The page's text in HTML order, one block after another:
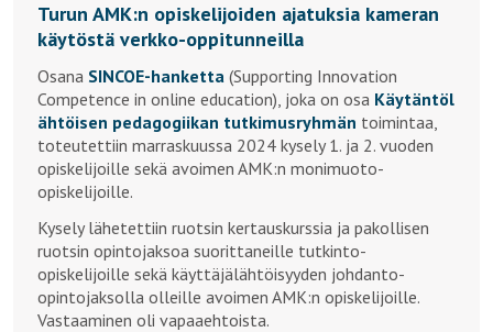
Turun AMK:n opiskelijoiden ajatuksia kameran
käytöstä verkko-oppitunneilla
Osana SINCOE-hanketta (Supporting Innovation
Competence in online education), joka on osa Käytäntöl
ähtöisen pedagogiikan tutkimusryhmän toimintaa,
toteutettiin marraskuussa 2024 kysely 1. ja 2. vuoden
opiskelijoille sekä avoimen AMK:n monimuoto-
opiskelijoille.
Kysely lähetettiin ruotsin kertauskurssia ja pakollisen
ruotsin opintojaksoa suorittaneille tutkinto-
opiskelijoille sekä käyttäjälähtöisyyden johdanto-
opintojaksolla olleille avoimen AMK:n opiskelijoille.
Vastaaminen oli vapaaehtoista.